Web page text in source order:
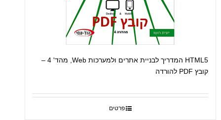
HTML5 המדריך לבניית אתרים ולמערכות Web, מהד' 4 –
קובץ PDF להורדה
פרטים